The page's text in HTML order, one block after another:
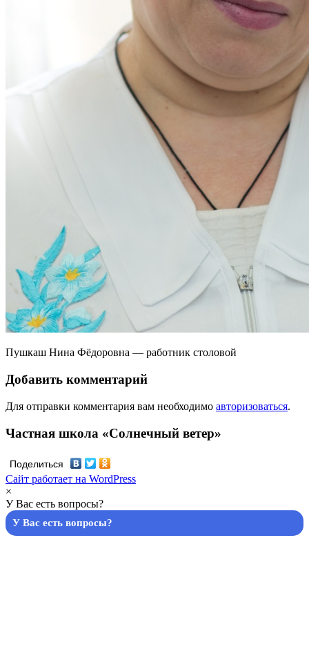
Пушкаш Нина Фёдоровна — работник столовой
Добавить комментарий
Для отправки комментария вам необходимо авторизоваться.
Частная школа «Солнечный ветер»
Поделиться
Сайт работает на WordPress
×
У Вас есть вопросы?
У Вас есть вопросы?